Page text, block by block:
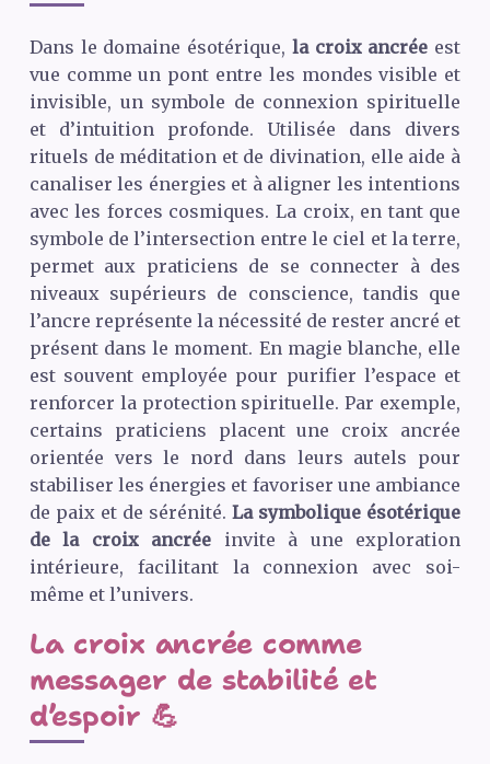
Dans le domaine ésotérique, la croix ancrée est
vue comme un pont entre les mondes visible et
invisible, un symbole de connexion spirituelle
et d’intuition profonde. Utilisée dans divers
rituels de méditation et de divination, elle aide à
canaliser les énergies et à aligner les intentions
avec les forces cosmiques. La croix, en tant que
symbole de l’intersection entre le ciel et la terre,
permet aux praticiens de se connecter à des
niveaux supérieurs de conscience, tandis que
l’ancre représente la nécessité de rester ancré et
présent dans le moment. En magie blanche, elle
est souvent employée pour purifier l’espace et
renforcer la protection spirituelle. Par exemple,
certains praticiens placent une croix ancrée
orientée vers le nord dans leurs autels pour
stabiliser les énergies et favoriser une ambiance
de paix et de sérénité.La symbolique ésotérique
de la croix ancrée invite à une exploration
intérieure, facilitant la connexion avec soi-
même et l’univers.
La croix ancrée comme
messager de stabilité et
d’espoir 💪